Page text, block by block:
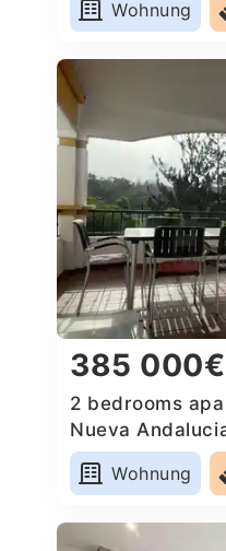
Wohnung
385 000€
2 bedrooms
Nueva
Wohnung